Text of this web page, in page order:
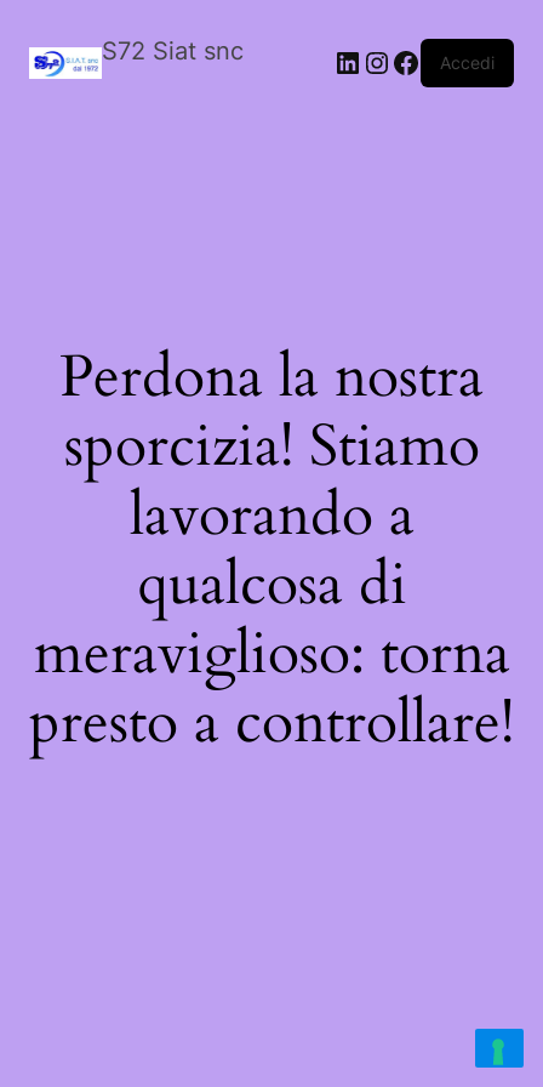
S72 Siat snc LinkedIn
Instagram
Facebook
Accedi
Perdona la nostra
sporcizia! Stiamo
lavorando a
qualcosa di
meraviglioso: torna
presto a controllare!